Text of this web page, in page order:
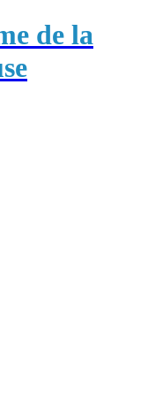
de la